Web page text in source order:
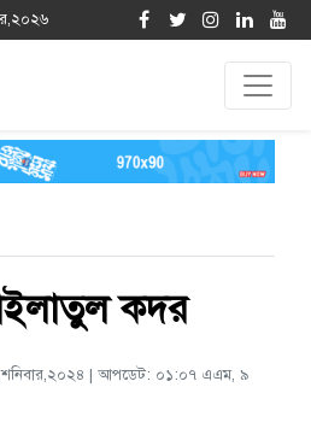
কদর
| আপডেট: ০১:০৭ এএম, ৯